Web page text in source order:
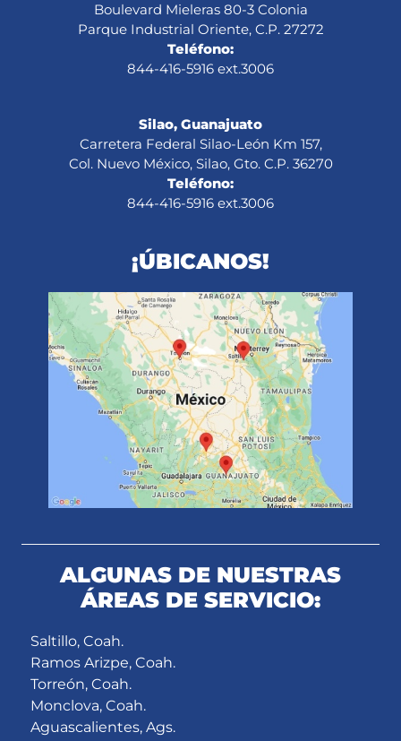
Boulevard Mieleras 80-3 Colonia
Parque Industrial Oriente, C.P. 27272
Teléfono:
844-416-5916 ext.3006
Silao, Guanajuato
Carretera Federal Silao-León Km 157,
Col. Nuevo México, Silao, Gto. C.P. 36270
Teléfono:
844-416-5916 ext.3006
¡ÚBICANOS!
ALGUNAS DE NUESTRAS
ÁREAS DE SERVICIO:
Saltillo, Coah.
Ramos Arizpe, Coah.
Torreón, Coah.
Monclova, Coah.
Aguascalientes, Ags.